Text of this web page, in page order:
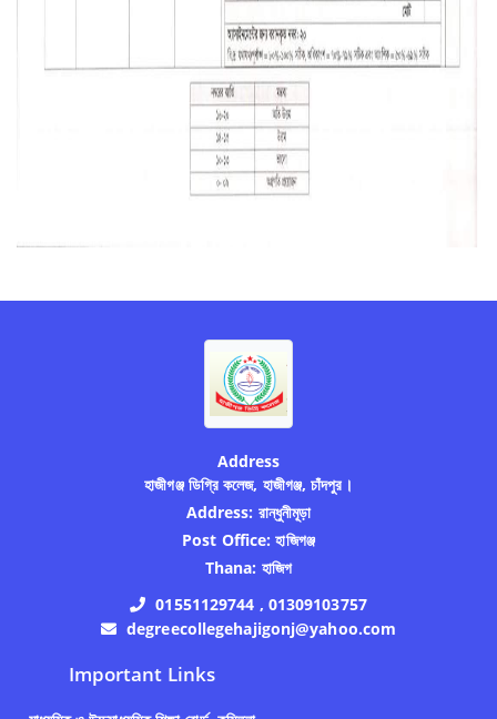
Address
হাজীগঞ্জ ডিগ্রি কলেজ, হাজীগঞ্জ, চাঁদপুর।
Address: রান্ধুনীমূড়া
Post Office: হাজিগঞ্জ
Thana: হাজিগ
01551129744 , 01309103757
degreecollegehajigonj@yahoo.com
Important Links